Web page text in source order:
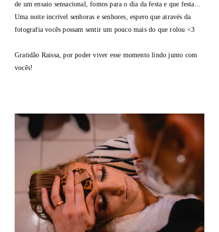
de um ensaio sensacional, fomos para o dia da festa e que festa...
Uma noite incrível senhoras e senhores, espero que através da
fotografia vocês possam sentir um pouco mais do que rolou <3
Gratidão Raissa, por poder viver esse momento lindo junto com
vocês!